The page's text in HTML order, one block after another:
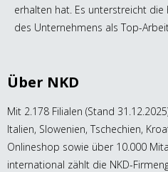
erhalten hat. Es unterstreicht
des Unternehmens als Top-
Über NKD
Mit 2.178 Filialen (Stand
Italien, Slowenien, Tschechien,
Onlineshop sowie über 10.000
international zählt die NKD-